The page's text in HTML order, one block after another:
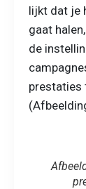
lijkt dat je
gaat
de
prestaties